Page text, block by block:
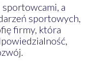
a
sportowych,
firmy, która